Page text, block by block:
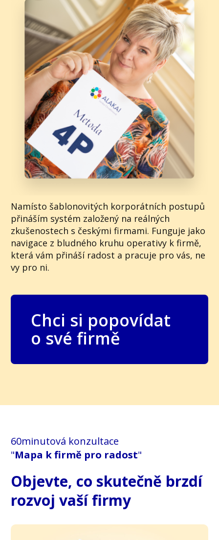
Namísto šablonovitých korporátních postupů
přináším systém založený na reálných
zkušenostech s českými firmami. Funguje jako
navigace z bludného kruhu operativy k firmě,
která vám přináší radost a pracuje pro vás, ne
vy pro ni.
Chci si popovídat
o své firmě
60minutová konzultace
"Mapa k firmě pro radost"
Objevte, co skutečně brzdí
rozvoj vaší firmy